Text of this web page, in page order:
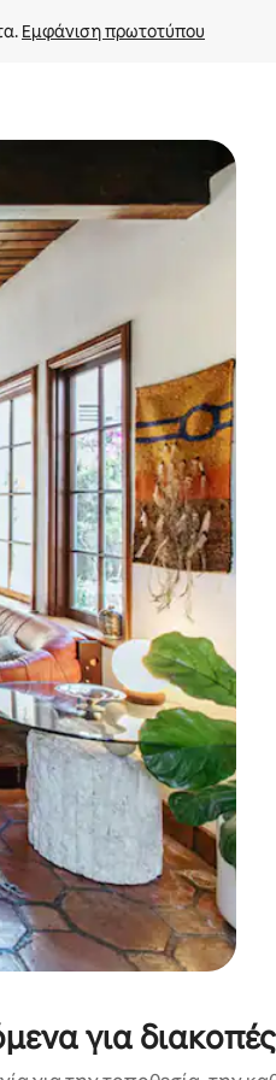
Εμφάνιση πρωτοτύπου
κάτω βέλους, να την
για διακοπές